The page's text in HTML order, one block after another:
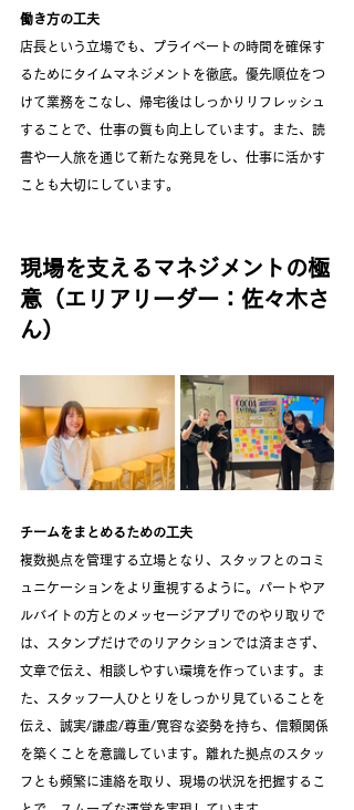
働き方の工夫
店長という立場でも、プライベートの時間を確保す
るためにタイムマネジメントを徹底。優先順位をつ
けて業務をこなし、帰宅後はしっかりリフレッシュ
することで、仕事の質も向上しています。また、読
書や一人旅を通じて新たな発見をし、仕事に活かす
ことも大切にしています。
現場を支えるマネジメントの極
意（エリアリーダー：佐々木さ
ん）
チームをまとめるための工夫
複数拠点を管理する立場となり、スタッフとのコミ
ュニケーションをより重視するように。パートやア
ルバイトの方とのメッセージアプリでのやり取りで
は、スタンプだけでのリアクションでは済まさず、
文章で伝え、相談しやすい環境を作っています。ま
た、スタッフ一人ひとりをしっかり見ていることを
伝え、誠実/謙虚/尊重/寛容な姿勢を持ち、信頼関係
を築くことを意識しています。離れた拠点のスタッ
フとも頻繁に連絡を取り、現場の状況を把握するこ